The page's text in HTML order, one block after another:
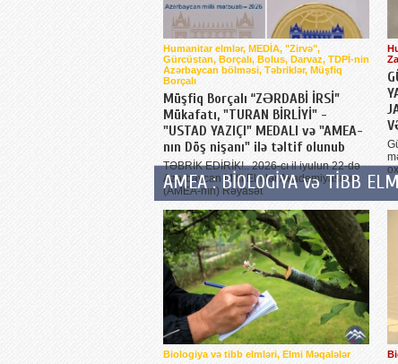
Humanitar elmlər, MEDİA, "Zirvə",
Gürcüstan, Borçalı, Bolus, Darvaz, TDPİ-nin
Azərbaycan bölməsi, Təbriklər, Müşfiq
Borçalı
Müşfiq Borçalı “ZƏRDABİ İRSİ”
Mükafatı, "TURAN BİRLİYİ" -
"USTAD YAZIÇI" MEDALI və "AMEA-
nın Döş nişanı" ilə təltif olunub
TƏBRİK EDİRİK!.. 2026-cı il iyulun 22-də
Azərbaycan Milli Elmlər Akademiyasının
(AMEA-nın) Rəyasət
AMEA : BİOLOGİYA və TİBB
Biologiya və tibb elmləri, Elmi Məqalələr